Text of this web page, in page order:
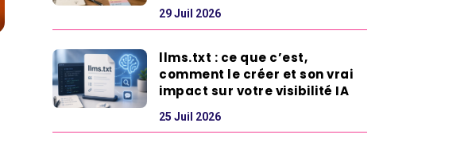
29 Juil 2026
llms.txt : ce que c’est,
comment le créer et son vrai
impact sur votre visibilité IA
25 Juil 2026